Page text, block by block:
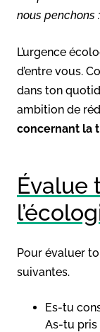
nous penchons
L’urgence
d’entre vous.
dans ton
ambition de
concernant la
Évalue
Pour évaluer
suivantes.
Es-tu
As-tu pris